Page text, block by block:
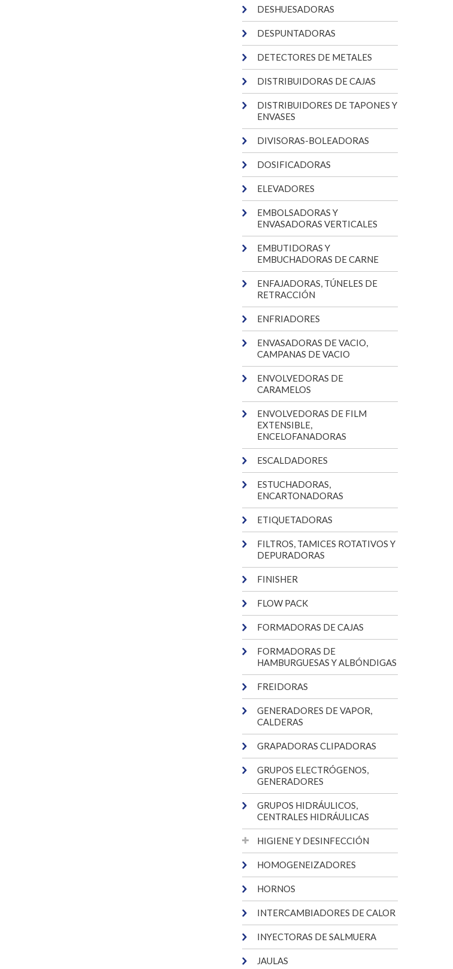
DESHUESADORAS
DESPUNTADORAS
DETECTORES DE METALES
DISTRIBUIDORAS DE CAJAS
DISTRIBUIDORES DE TAPONES Y
ENVASES
DIVISORAS-BOLEADORAS
DOSIFICADORAS
ELEVADORES
EMBOLSADORAS Y
ENVASADORAS VERTICALES
EMBUTIDORAS Y
EMBUCHADORAS DE CARNE
ENFAJADORAS, TÚNELES DE
RETRACCIÓN
ENFRIADORES
ENVASADORAS DE VACIO,
CAMPANAS DE VACIO
ENVOLVEDORAS DE
CARAMELOS
ENVOLVEDORAS DE FILM
EXTENSIBLE,
ENCELOFANADORAS
ESCALDADORES
ESTUCHADORAS,
ENCARTONADORAS
ETIQUETADORAS
FILTROS, TAMICES ROTATIVOS Y
DEPURADORAS
FINISHER
FLOW PACK
FORMADORAS DE CAJAS
FORMADORAS DE
HAMBURGUESAS Y ALBÓNDIGAS
FREIDORAS
GENERADORES DE VAPOR,
CALDERAS
GRAPADORAS CLIPADORAS
GRUPOS ELECTRÓGENOS,
GENERADORES
GRUPOS HIDRÁULICOS,
CENTRALES HIDRÁULICAS
HIGIENE Y DESINFECCIÓN
HOMOGENEIZADORES
HORNOS
INTERCAMBIADORES DE CALOR
INYECTORAS DE SALMUERA
JAULAS